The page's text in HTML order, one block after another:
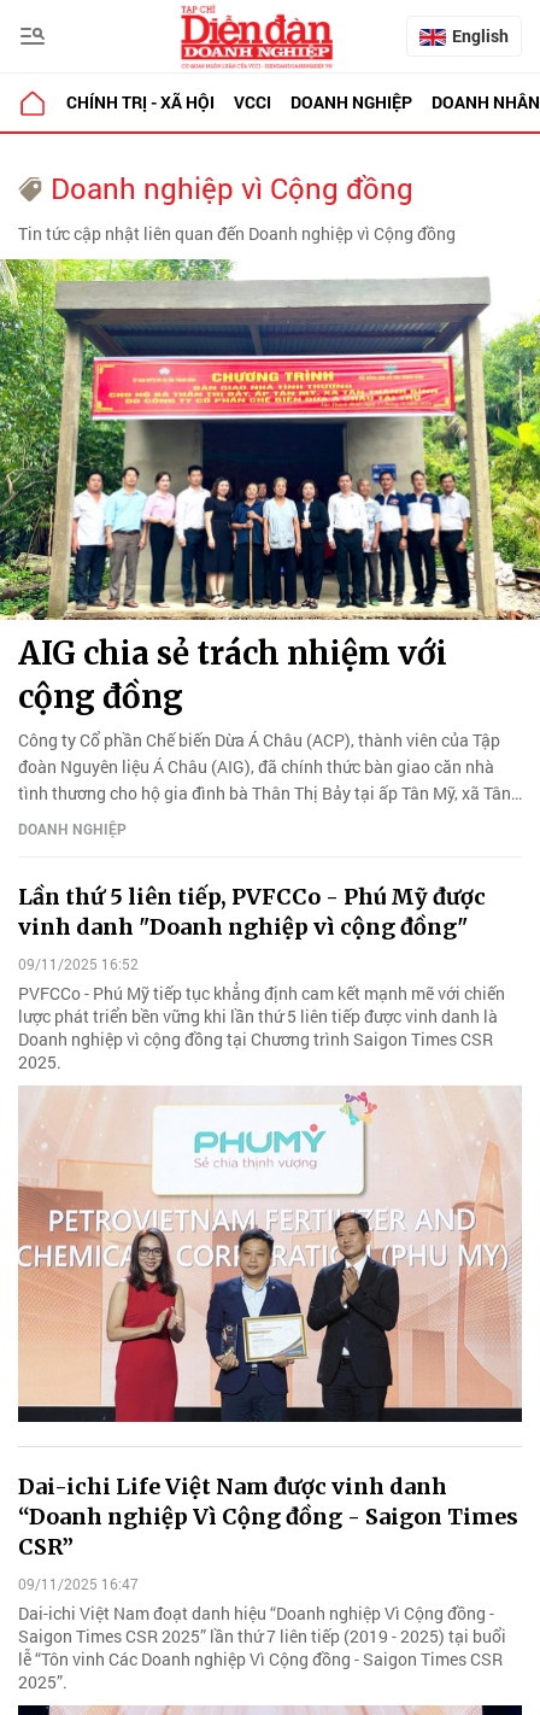
English
CHÍNH TRỊ - XÃ HỘI VCCI DOANH NGHIỆP DOANH NHÂN
Doanh nghiệp vì Cộng đồng
Tin tức cập nhật liên quan đến Doanh nghiệp vì Cộng đồng
AIG chia sẻ trách nhiệm với
cộng đồng
Công ty Cổ phần Chế biến Dừa Á Châu (ACP), thành viên của Tập
đoàn Nguyên liệu Á Châu (AIG), đã chính thức bàn giao căn nhà
tình thương cho hộ gia đình bà Thân Thị Bảy tại ấp Tân Mỹ, xã Tân
Thành Bình, tỉnh Vĩnh Long.
DOANH NGHIỆP
Lần thứ 5 liên tiếp, PVFCCo - Phú Mỹ được
vinh danh "Doanh nghiệp vì cộng đồng"
09/11/2025 16:52
PVFCCo - Phú Mỹ tiếp tục khẳng định cam kết mạnh mẽ với chiến
lược phát triển bền vững khi lần thứ 5 liên tiếp được vinh danh là
Doanh nghiệp vì cộng đồng tại Chương trình Saigon Times CSR
2025.
Dai-ichi Life Việt Nam được vinh danh
“Doanh nghiệp Vì Cộng đồng - Saigon Times
CSR”
09/11/2025 16:47
Dai-ichi Việt Nam đoạt danh hiệu “Doanh nghiệp Vì Cộng đồng -
Saigon Times CSR 2025” lần thứ 7 liên tiếp (2019 - 2025) tại buổi
lễ “Tôn vinh Các Doanh nghiệp Vì Cộng đồng - Saigon Times CSR
2025”.